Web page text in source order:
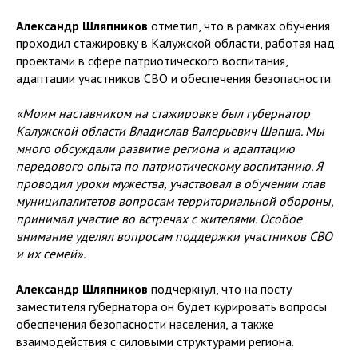
Александр Шляпников отметил, что в рамках обучения
проходил стажировку в Калужской области, работая над
проектами в сфере патриотического воспитания,
адаптации участников СВО и обеспечения безопасности.
«Моим наставником на стажировке был губернатор
Калужской области Владислав Валерьевич Шапша. Мы
много обсуждали развитие региона и адаптацию
передового опыта по патриотическому воспитанию. Я
проводил уроки мужества, участвовал в обучении глав
муниципалитетов вопросам территориальной обороны,
принимал участие во встречах с жителями. Особое
внимание уделял вопросам поддержки участников СВО
и их семей».
Александр Шляпников подчеркнул, что на посту
заместителя губернатора он будет курировать вопросы
обеспечения безопасности населения, а также
взаимодействия с силовыми структурами региона.